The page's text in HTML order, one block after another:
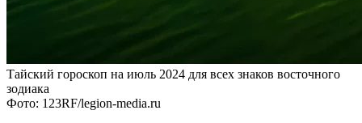
Тайский гороскоп на июль 2024 для всех знаков восточного
зодиака
Фото: 123RF/legion-media.ru